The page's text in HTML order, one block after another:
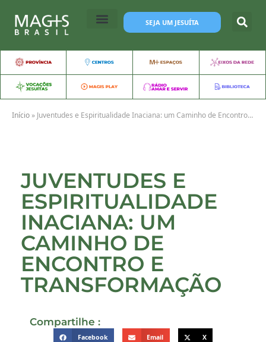
SEJA UM JESUÍTA
Início » Juventudes e Espiritualidade Inaciana: um Caminho de Encontro e Transformação
JUVENTUDES E
ESPIRITUALIDADE
INACIANA: UM
CAMINHO DE
ENCONTRO E
TRANSFORMAÇÃO
Compartilhe :
Facebook Email X